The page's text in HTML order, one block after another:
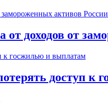
от доходов от
доступ к